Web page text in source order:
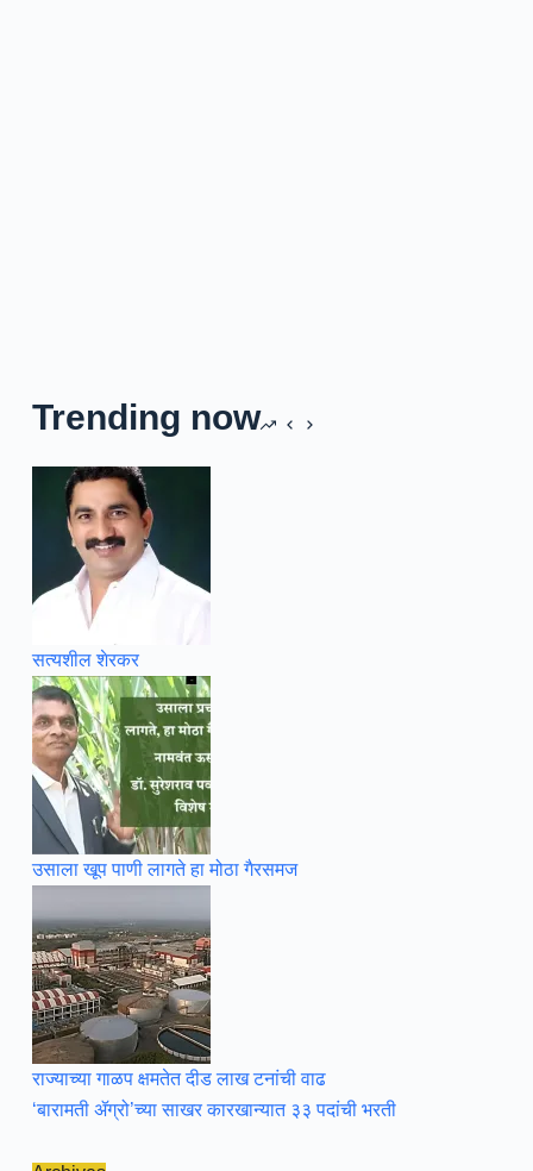
Trending now
सत्यशील शेरकर
उसाला खूप पाणी लागते हा मोठा गैरसमज
राज्याच्या गाळप क्षमतेत दीड लाख टनांची वाढ
‘बारामती ॲग्रो’च्या साखर कारखान्यात ३३ पदांची भरती